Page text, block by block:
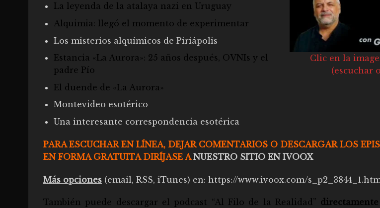
Clic en la
(escuchar
La leyenda de la atalaya nazi en Uruguay
Alquimia: llegó el momento de experimentar
Los misterios alquímicos de Piriápolis
Estancia «La Aurora»: 25 años después, OVNIs y el
padre Pío
El duende de «La Aurora»
Montevideo esotérico
Una interesante correspondencia esotérica
PARA ESCUCHAR EN LÍNEA, DEJAR COMENTARIOS O DESCARGAR LOS
EN FORMA GRATUITA DIRÍJASE ANUESTRO SITIO EN IVOOX
Más opciones (email, RSS, iTunes) en: https://www.ivoox.com/
También puede descargar el podcast “Al Filo de la Realidad”